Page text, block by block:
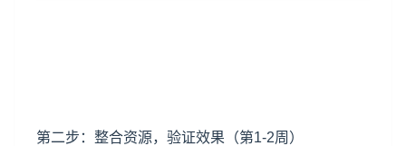
第二步：整合资源，验证效果（第1-2周）